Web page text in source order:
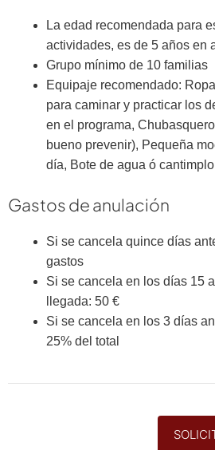
La edad recomendada para
actividades, es de 5 años en
Grupo mínimo de 10 familias
Equipaje recomendado:
para caminar y practicar los
en el programa,
bueno prevenir), Pequeña
día, Bote de agua ó
Gastos de anulación
Si se cancela quince días
gastos
Si se cancela en los días 15
llegada: 50 €
Si se cancela en los 3 días
25% del total